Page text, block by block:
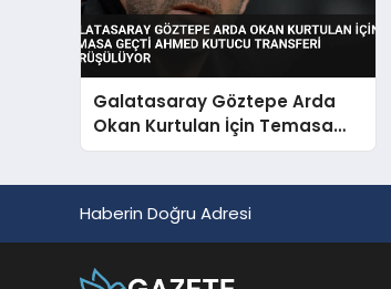
Galatasaray Göztepe Arda
Okan Kurtulan İçin Temasa
Geçti Ahmed Kutucu Transferi
Haberin Doğru Adresi